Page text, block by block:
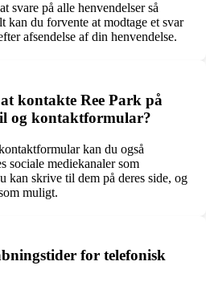
svare på alle henvendelser så
kan du forvente at modtage et svar
afsendelse af din henvendelse.
kontakte Ree Park på
og kontaktformular?
kan du også
sociale mediekanaler som
kan skrive til dem på deres side, og
muligt.
for telefonisk